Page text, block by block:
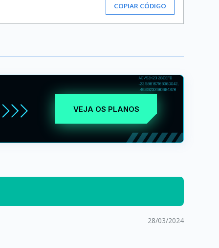
COPIAR CÓDIGO
VEJA OS PLANOS
28/03/2024